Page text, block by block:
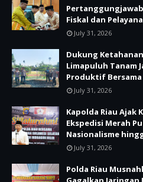
Fiskal dan
July 31, 2026
Dukung
Limapuluh Tanam
Produktif
July 31, 2026
Kapolda Riau Ajak
Ekspedisi Merah
Nasionalisme
July 31, 2026
Polda Riau